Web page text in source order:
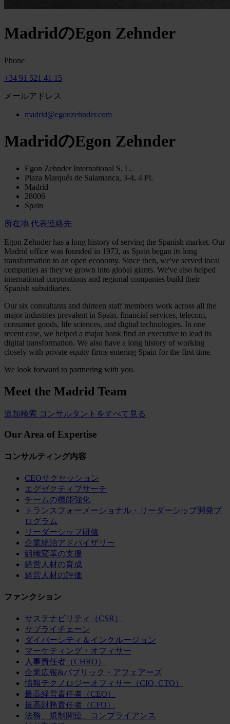
MadridのEgon Zehnder
Phone
+34 91 521 41 15
メールアドレス
madrid@egonzehnder.com
MadridのEgon Zehnder
Egon Zehnder International S. L.
Plaza Marqués de Salamanca, 3-4, 4 Pl.
Madrid
28006
Spain
所在地 代表連絡先
Egon Zehnder has a long history of serving the Spanish market. Our
Madrid office was founded in 1973, as Spain began its long
transformation to an open economy. Since then, we've served local
companies as they've grown into global giants. We've also helped
international corporations and regional companies build their
Spanish subsidiaries.
Our six consultants and thirteen staff members work across all the
major industries prevalent in Spain, financial services, telecom,
consumer goods, life sciences, and digital technologies. In one
recent case, we helped a major bank find an executive to lead its
digital transformation. We also have a long history of working
closely with private equity firms entering Spain for the first time.
We look forward to partnering with you.
Meet the Madrid Team
追加検索 コンサルタントをすべて見る
Our Area of Expertise
コンサルティング内容
CEOサクセッション
エグゼクティブサーチ
チームの機能強化
トランスフォーメーショナル・リーダーシップ開発プ
ログラム
リーダーシップ研修
企業統治アドバイザリー
組織変革の支援
経営人材の育成
経営人材の評価
ファンクション
サステナビリティ（CSR）
サプライチェーン
ダイバーシティ＆インクルージョン
マーケティング・オフィサー
人事責任者（CHRO）
企業広報&パブリック・アフェアーズ
情報テクノロジーオフィサー（CIO, CTO）
最高経営責任者（CEO）
最高財務責任者（CFO）
法務、規制関連、コンプライアンス